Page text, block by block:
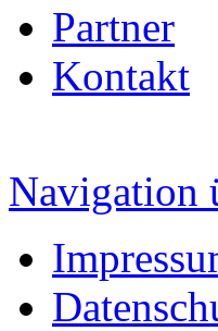
Partner
Kontakt
Navigation